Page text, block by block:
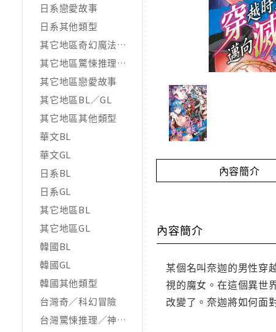
日系戀愛故事
日系其他類型
其它地區奇幻魔法／科幻冒險
其它地區驚悚推理／神怪靈異
其它地區戀愛故事
其它地區BL／GL
其它地區其他類型
華文BL
華文GL
日系BL
日系GL
其它地區BL
其它地區GL
韓國BL
韓國GL
韓國其他類型
台灣奇／科幻冒險
台灣驚悚推理／神怪靈異
內容簡介
內容簡介
某個名叫奈迦的男性穿
視的魔女。在這個異世
改變了。奈迦將如何面